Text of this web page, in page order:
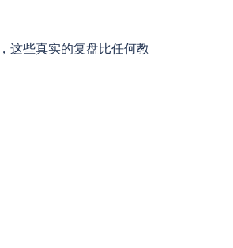
这些真实的复盘比任何教